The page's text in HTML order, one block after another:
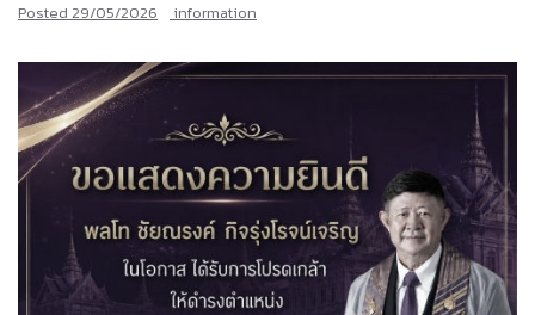
Posted 29/05/2026 information